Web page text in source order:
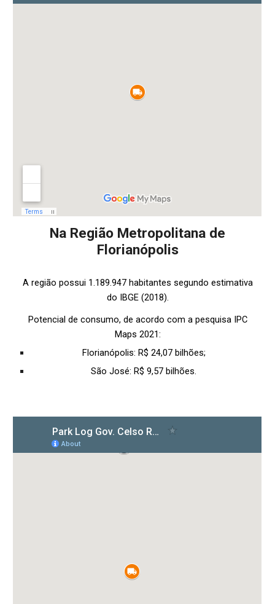
Na Região Metropolitana de
Florianópolis
A região possui 1.189.947habitantes segundo estimativa
do IBGE (2018).
Potencial de consumo, de acordo com a pesquisa IPC
Maps 2021:
Florianópolis: R$ 24,07 bilhões;
São José: R$ 9,57 bilhões.